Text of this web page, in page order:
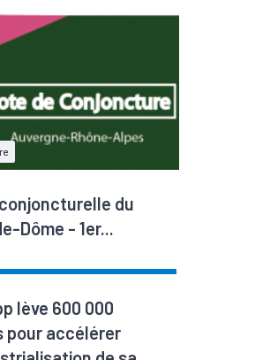
du
Dôme - 1er...
lève 600 000
pour accélérer